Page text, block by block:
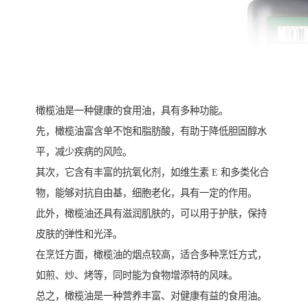
橄榄油是一种健康的食用油，具有多种功能。
先，橄榄油富含单不饱和脂肪酸，有助于降低胆固醇水
平，减少疾病的风险。
其次，它含有丰富的抗氧化剂，如维生素 E 和多类化合
物，能够对抗自由基，细胞老化，具有一定的作用。
此外，橄榄油还具有滋润肌肤的，可以用于护肤，保持
皮肤的弹性和光泽。
在烹饪方面，橄榄油的烟点较高，适合多种烹饪方式，
如煎、炒、烤等，同时能为食物增添特的风味。
总之，橄榄油是一种营养丰富、对健康有益的食用油。